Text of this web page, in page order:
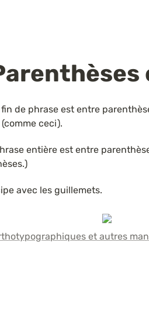
fin de phrase est entre
ceci).
entière est entre
avec les guillemets.
et autres